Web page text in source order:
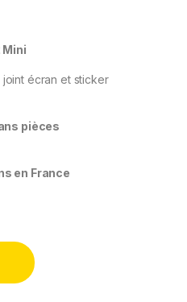
Mini
écran et sticker
pièces
en France
- Chassis NU +Joint +Kit